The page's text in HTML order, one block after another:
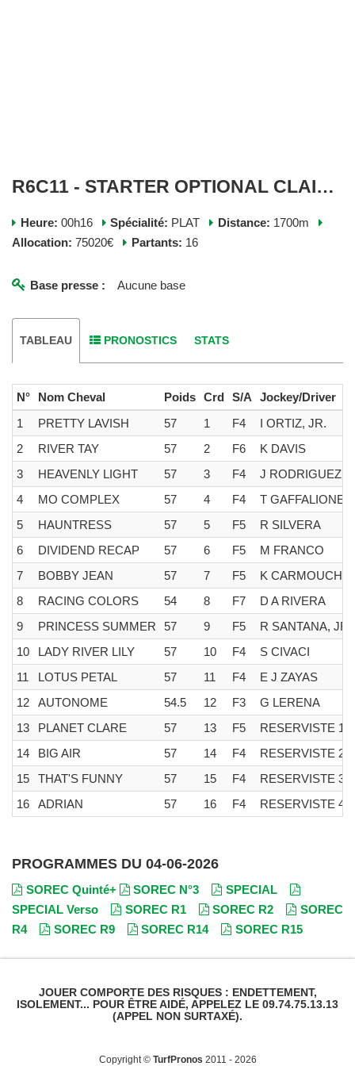
R6C11 - STARTER OPTIONAL CLAIMING 1700 - JEUDI 04 JUIN 2026
Heure: 00h16 Spécialité: PLAT Distance: 1700m
Allocation: 75020€ Partants: 16
Base presse : Aucune base
TABLEAU PRONOSTICS STATS
N° Nom Cheval Poids Crd S/A
Jockey/Driver
1
PRETTY LAVISH 57 1 F4
I ORTIZ, JR.
2
RIVER TAY 57 2 F6
K DAVIS
3
HEAVENLY LIGHT 57 3 F4
J RODRIGUEZ
4
MO COMPLEX 57 4 F4
T GAFFALIONE
5
HAUNTRESS 57 5 F5
R SILVERA
6
DIVIDEND RECAP 57 6 F5
M FRANCO
7
BOBBY JEAN 57 7 F5
K CARMOUCHE
8
RACING COLORS 54 8 F7
D A RIVERA
9
PRINCESS SUMMER 57 9 F5
R SANTANA, JR.
10
LADY RIVER LILY 57 10 F4
S CIVACI
11
LOTUS PETAL 57 11 F4
E J ZAYAS
12
AUTONOME 54.5 12 F3
G LERENA
13
PLANET CLARE 57 13 F5
RESERVISTE 1
14
BIG AIR 57 14 F4
RESERVISTE 2
15
THAT'S FUNNY 57 15 F4
RESERVISTE 3
16
ADRIAN 57 16 F4 RESERVISTE 4
PROGRAMMES DU 04-06-2026
SOREC Quinté+ SOREC N°3
SPECIAL
SPECIAL Verso
SOREC R1 SOREC R2
SOREC
R4
SOREC R9 SOREC R14 SOREC R15
JOUER COMPORTE DES RISQUES : ENDETTEMENT,
ISOLEMENT... POUR ÊTRE AIDÉ, APPELEZ LE 09.74.75.13.13
(APPEL NON SURTAXÉ).
Copyright © TurfPronos 2011 - 2026